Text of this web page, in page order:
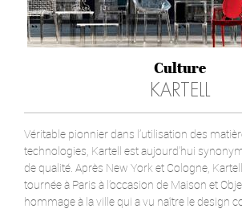
Culture
KARTELL
Véritable pionnier dans l’utilisation des
technologies, Kartell est aujourd’hui
de qualité. Après New York et Cologne,
tournée à Paris à l’occasion de Maison et
hommage à la ville qui a vu naître le design